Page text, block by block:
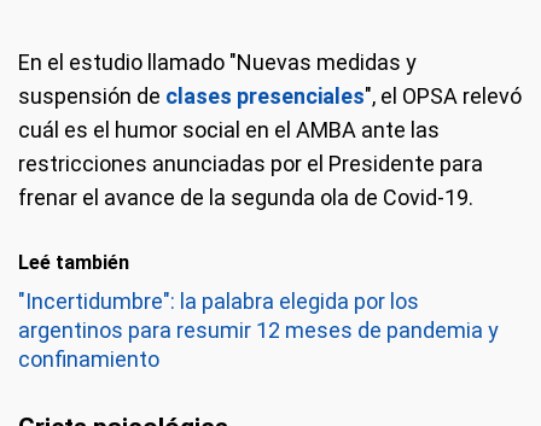
En el estudio llamado "Nuevas medidas y
suspensión de clases presenciales", el OPSA relevó
cuál es el humor social en el AMBA ante las
restricciones anunciadas por el Presidente para
frenar el avance de la segunda ola de Covid-19.
Leé también
"Incertidumbre": la palabra elegida por los
argentinos para resumir 12 meses de pandemia y
confinamiento